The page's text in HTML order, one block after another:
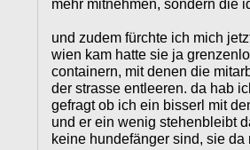
mehr mitnehmen, sondern die
und zudem fürchte ich mich
wien kam hatte sie ja
containern, mit denen die
der strasse entleeren. da hab
gefragt ob ich ein bisserl mit
und er ein wenig stehenbleibt
keine hundefänger sind, sie